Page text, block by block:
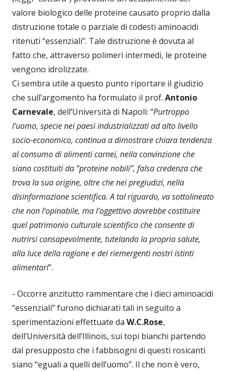
valore biologico delle proteine causato proprio dalla
distruzione totale o parziale di codesti aminoacidi
ritenuti “essenziali”. Tale distruzione è dovuta al
fatto che, attraverso polimeri intermedi, le proteine
vengono idrolizzate.
Ci sembra utile a questo punto riportare il giudizio
che sull’argomento ha formulato il prof. Antonio
Carnevale, dell’Università di Napoli: “Purtroppo
l’uomo, specie nei paesi industrializzati ad alto livello
socio-economico, continua a dimostrare chiara tendenza
al consumo di alimenti carnei, nella convinzione che
siano costituiti da “proteine nobili”, falsa credenza che
trova la sua origine, oltre che nei pregiudizi, nella
disinformazione scientifica. A tal riguardo, va sottolineato
che non l’opinabile, ma l’oggettivo dovrebbe costituire
quel patrimonio culturale scientifico che consente di
nutrirsi consapevolmente, tutelando la propria salute,
alla luce della ragione e dei riemergenti nostri istinti
alimentari”.
- Occorre anzitutto rammentare che i dieci aminoacidi
“essenziali” furono dichiarati tali in seguito a
sperimentazioni effettuate da W.C.Rose,
dell’Università dell’Illinois, sui topi bianchi partendo
dal presupposto che i fabbisogni di questi rosicanti
siano “eguali a quelli dell’uomo”. Il che non è vero,